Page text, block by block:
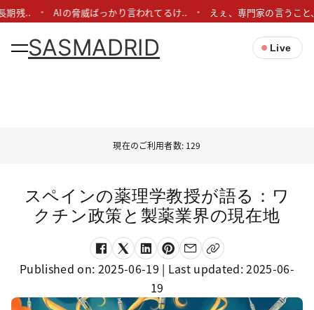
.. AIの脅威ばっかり言われてるけ.. えぇ、専門家の言うこと、半
SASMADRID Live
現在のご利用者数: 129
スペインの薬理学教授が語る：ワ
クチン政策と製薬業界の現在地
Published on: 2025-06-19 | Last updated:2025-06-
19